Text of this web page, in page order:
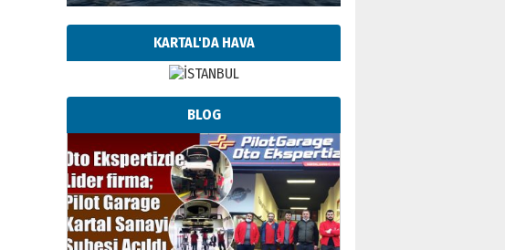
KARTAL'DA HAVA
BLOG